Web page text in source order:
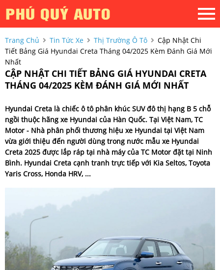
Trang Chủ Tin Tức Xe Thị Trường Ô Tô
Cập Nhật Chi
Tiết Bảng Giá Hyundai Creta Tháng 04/2025 Kèm Đánh Giá Mới
Nhất
CẬP NHẬT CHI TIẾT BẢNG GIÁ HYUNDAI CRETA
THÁNG 04/2025 KÈM ĐÁNH GIÁ MỚI NHẤT
Hyundai Creta là chiếc ô tô phân khúc SUV đô thị hạng B 5 chỗ
ngồi thuộc hãng xe Hyundai của Hàn Quốc. Tại Việt Nam, TC
Motor - Nhà phân phối thương hiệu xe Hyundai tại Việt Nam
vừa giới thiệu đến người dùng trong nước mẫu xe Hyundai
Creta 2025 được lắp ráp tại nhà máy của TC Motor đặt tại Ninh
Bình. Hyundai Creta cạnh tranh trực tiếp với Kia Seltos, Toyota
Yaris Cross, Honda HRV, ...